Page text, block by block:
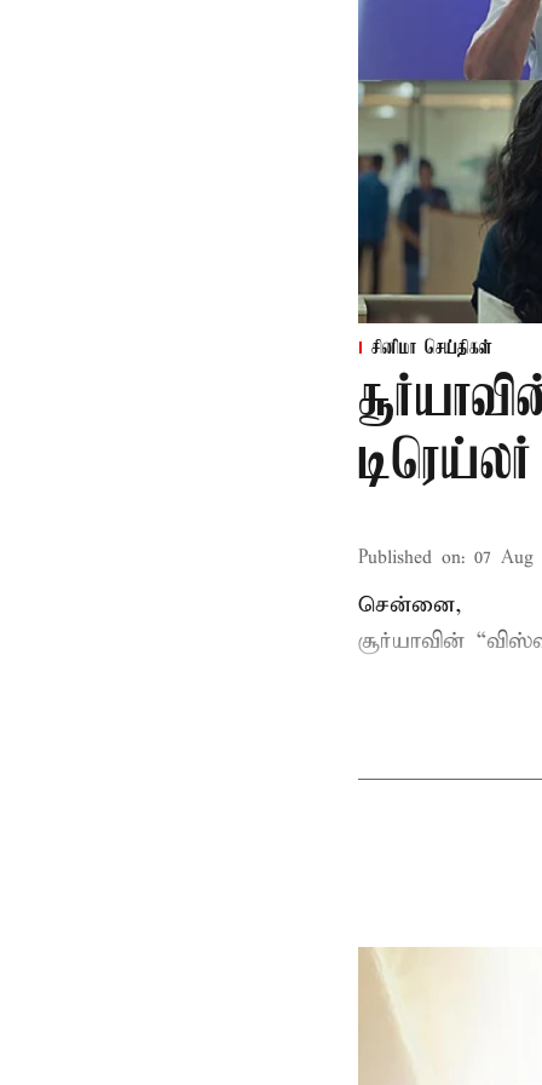
சினிமா செய்திகள்
Published on: 07 Aug
சென்னை,
சூர்யாவின் “